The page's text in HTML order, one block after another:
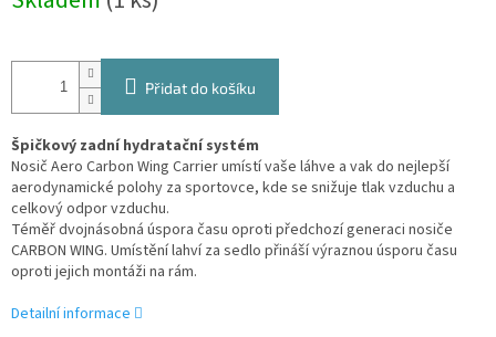
cena:
Přidat do košíku
Špičkový zadní hydratační systém
Nosič Aero Carbon Wing Carrier umístí vaše láhve a vak do nejlepší
aerodynamické polohy za sportovce, kde se snižuje tlak vzduchu a
celkový odpor vzduchu.
Téměř dvojnásobná úspora času oproti předchozí generaci nosiče
CARBON WING. Umístění lahví za sedlo přináší výraznou úsporu času
oproti jejich montáži na rám.
Detailní informace